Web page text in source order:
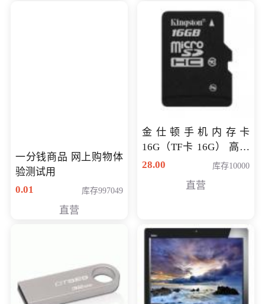
一分钱商品 网上购物体
验测试用
0.01
库存997049
直营
金仕顿手机内存卡
16G（TF卡 16G） 高速
卡 CLASS 10
28.00 库存10000
直营